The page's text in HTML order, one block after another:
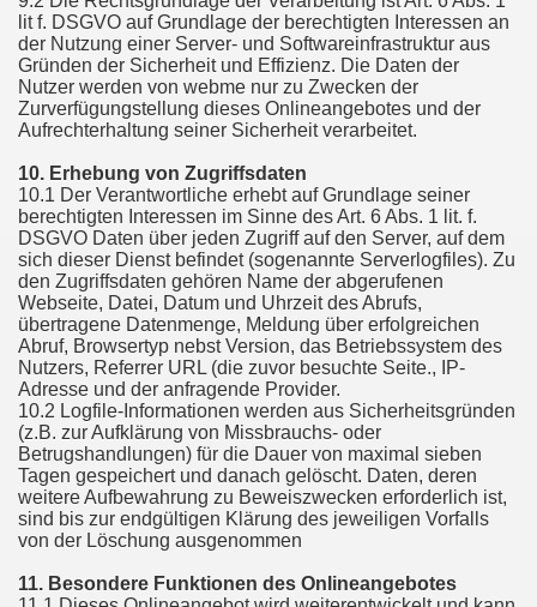
lit f. DSGVO auf Grundlage der berechtigten Interessen an
der Nutzung einer Server- und Softwareinfrastruktur aus
Gründen der Sicherheit und Effizienz. Die Daten der
Nutzer werden von webme nur zu Zwecken der
Zurverfügungstellung dieses Onlineangebotes und der
Aufrechterhaltung seiner Sicherheit verarbeitet.
10. Erhebung von Zugriffsdaten
10.1 Der Verantwortliche erhebt auf Grundlage seiner
berechtigten Interessen im Sinne des Art. 6 Abs. 1 lit. f.
DSGVO Daten über jeden Zugriff auf den Server, auf dem
sich dieser Dienst befindet (sogenannte Serverlogfiles). Zu
den Zugriffsdaten gehören Name der abgerufenen
Webseite, Datei, Datum und Uhrzeit des Abrufs,
übertragene Datenmenge, Meldung über erfolgreichen
Abruf, Browsertyp nebst Version, das Betriebssystem des
Nutzers, Referrer URL (die zuvor besuchte Seite., IP-
Adresse und der anfragende Provider.
10.2 Logfile-Informationen werden aus Sicherheitsgründen
(z.B. zur Aufklärung von Missbrauchs- oder
Betrugshandlungen) für die Dauer von maximal sieben
Tagen gespeichert und danach gelöscht. Daten, deren
weitere Aufbewahrung zu Beweiszwecken erforderlich ist,
sind bis zur endgültigen Klärung des jeweiligen Vorfalls
von der Löschung ausgenommen
11. Besondere Funktionen des Onlineangebotes